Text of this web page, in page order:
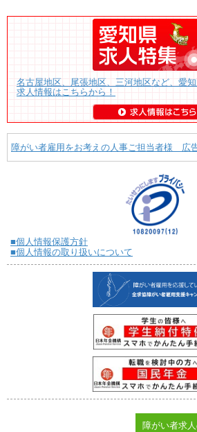
名古屋地区、尾張地区、三河地区など、愛
求人情報はこちらから！
障がい者雇用をお考えの人事ご担当者様 広
■個人情報保護方針
■個人情報の取り扱いについて
障がい者求